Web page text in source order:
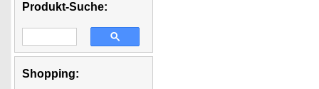
Produkt-Suche:
Shopping: